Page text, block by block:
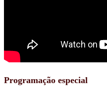
Programação especial